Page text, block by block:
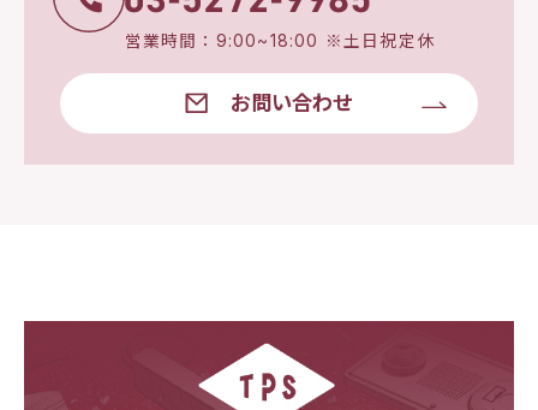
営業時間：9:00~18:00 ※土日祝定休
お問い合わせ